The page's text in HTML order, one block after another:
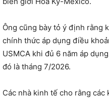
Ông cũng bày tỏ ý định rằng
chính thức áp dụng điều
USMCA khi đủ 6 năm áp
đó là tháng 7/2026.
Các nhà kinh tế cho rằng